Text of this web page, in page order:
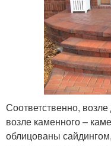
Соответственно,
возле каменного –
облицованы